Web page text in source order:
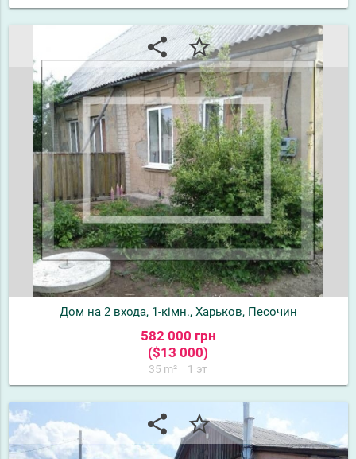
share star_border
Дом на 2 входа, 1-кімн., Харьков, Песочин
582 000 грн
($13 000)
35 m² 1 эт
share star_border